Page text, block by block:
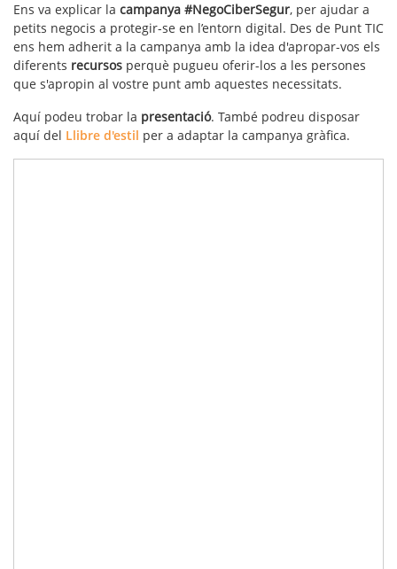
Ens va explicar la campanya #NegoCiberSegur, per ajudar a
petits negocis a protegir-se en l’entorn digital. Des de Punt TIC
ens hem adherit a la campanya amb la idea d'apropar-vos els
diferents recursos perquè pugueu oferir-los a les persones
que s'apropin al vostre punt amb aquestes necessitats.
Aquí podeu trobar la presentació. També podreu disposar
aquí del Llibre d'estil per a adaptar la campanya gràfica.